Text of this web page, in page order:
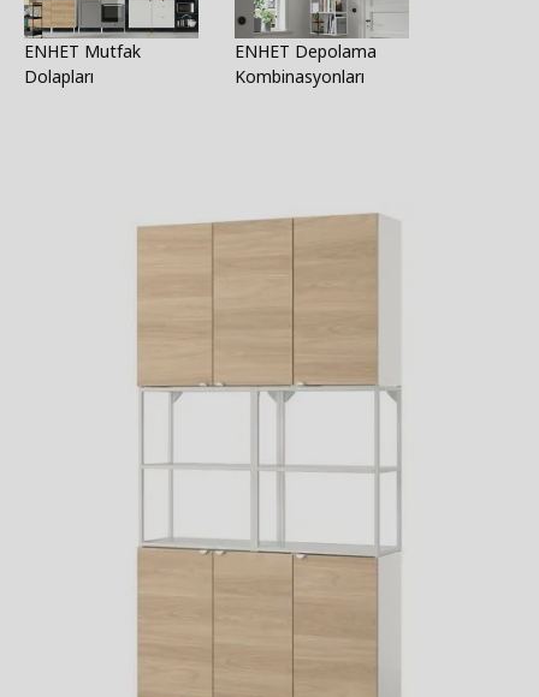
ENHET Mutfak
Dolapları
ENHET Depolama
Kombinasyonları